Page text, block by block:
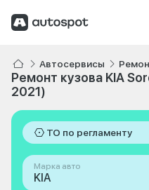
Автосервисы
Ремонт кузова KIA
2021)
ТО по регламенту
Марка авто
KIA